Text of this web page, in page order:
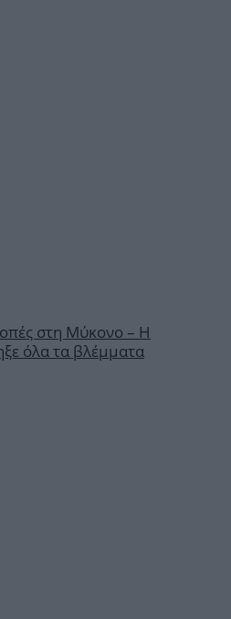
στη Μύκονο – Η
όλα τα βλέμματα